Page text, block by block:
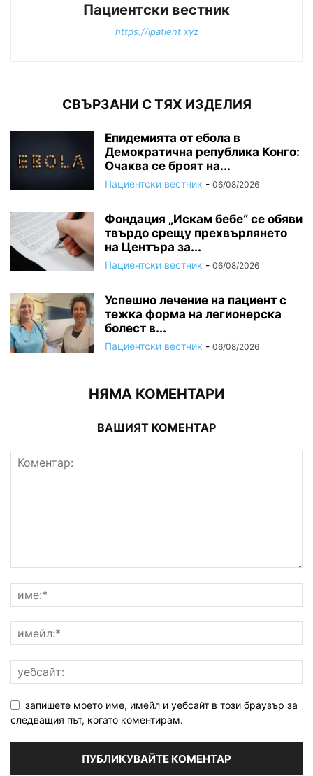
Пациентски вестник
https://ipatient.xyz
СВЪРЗАНИ С ТЯХ ИЗДЕЛИЯ
Епидемията от ебола в
Демократична република Конго:
Очаква се броят на...
Пациентски вестник - 06/08/2026
Фондация „Искам бебе“ се обяви
твърдо срещу прехвърлянето
на Центъра за...
Пациентски вестник - 06/08/2026
Успешно лечение на пациент с
тежка форма на легионерска
болест в...
Пациентски вестник - 06/08/2026
НЯМА КОМЕНТАРИ
ВАШИЯТ КОМЕНТАР
запишете моето име, имейл и уебсайт в този браузър за
следващия път, когато коментирам.